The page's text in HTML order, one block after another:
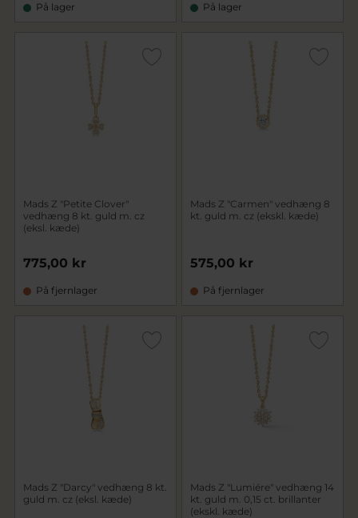
På lager På lager
Mads Z "Petite Clover"
vedhæng 8 kt. guld m. cz
(eksl. kæde)
775,00 kr
På fjernlager
Mads Z "Carmen" vedhæng 8
kt. guld m. cz (ekskl. kæde)
575,00 kr
På fjernlager
Mads Z "Darcy" vedhæng 8 kt.
guld m. cz (eksl. kæde)
Mads Z "Lumiére" vedhæng 14
kt. guld m. 0,15 ct. brillanter
(ekskl. kæde)